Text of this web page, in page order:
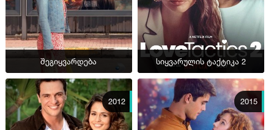
შეგიყვარდება სიყვარულის ტაქტიკა 2
2012 2015